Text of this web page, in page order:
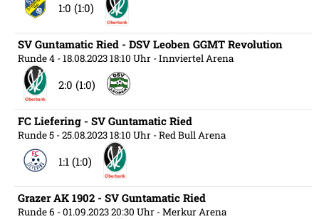
1:0 (1:0)
SV Guntamatic Ried - DSV Leoben GGMT Revolution
Runde 4 - 18.08.2023 18:10 Uhr - Innviertel Arena
2:0 (1:0)
FC Liefering - SV Guntamatic Ried
Runde 5 - 25.08.2023 18:10 Uhr - Red Bull Arena
1:1 (1:0)
Grazer AK 1902 - SV Guntamatic Ried
Runde 6 - 01.09.2023 20:30 Uhr - Merkur Arena